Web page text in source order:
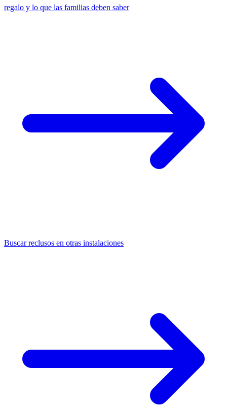
regalo y lo que las familias deben saber
Buscar reclusos en otras instalaciones